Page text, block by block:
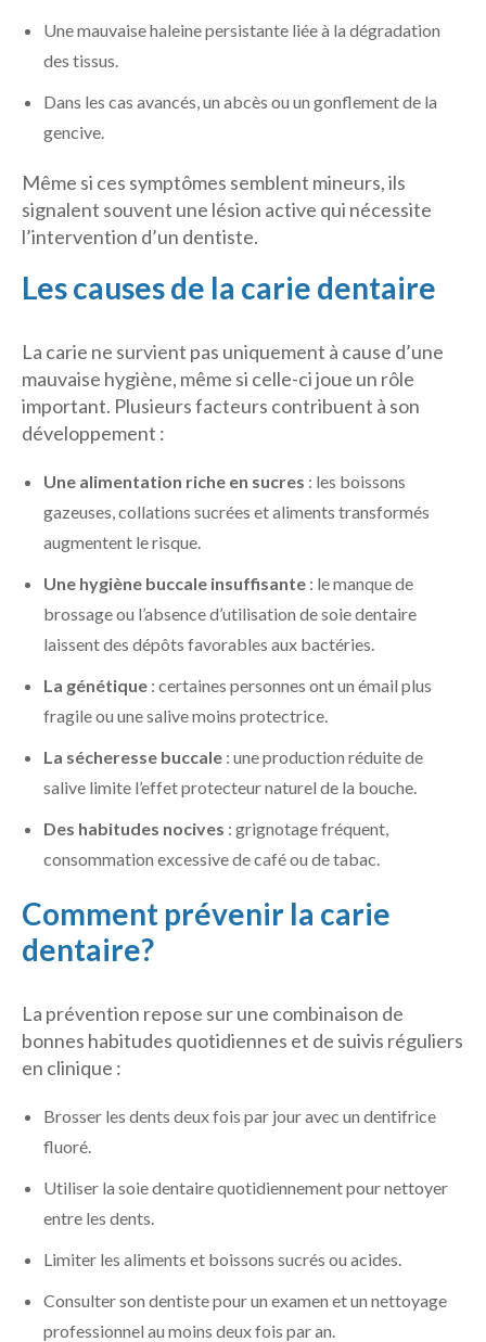
Une mauvaise haleine persistante liée à la dégradation
des tissus.
Dans les cas avancés, un abcès ou un gonflement de la
gencive.
Même si ces symptômes semblent mineurs, ils
signalent souvent une lésion active qui nécessite
l’intervention d’un dentiste.
Les causes de la carie dentaire
La carie ne survient pas uniquement à cause d’une
mauvaise hygiène, même si celle-ci joue un rôle
important. Plusieurs facteurs contribuent à son
développement :
Une alimentation riche en sucres : les boissons
gazeuses, collations sucrées et aliments transformés
augmentent le risque.
Une hygiène buccale insuffisante : le manque de
brossage ou l’absence d’utilisation de soie dentaire
laissent des dépôts favorables aux bactéries.
La génétique : certaines personnes ont un émail plus
fragile ou une salive moins protectrice.
La sécheresse buccale : une production réduite de
salive limite l’effet protecteur naturel de la bouche.
Des habitudes nocives : grignotage fréquent,
consommation excessive de café ou de tabac.
Comment prévenir la carie
dentaire?
La prévention repose sur une combinaison de
bonnes habitudes quotidiennes et de suivis réguliers
en clinique :
Brosser les dents deux fois par jour avec un dentifrice
fluoré.
Utiliser la soie dentaire quotidiennement pour nettoyer
entre les dents.
Limiter les aliments et boissons sucrés ou acides.
Consulter son dentiste pour un examen et un nettoyage
professionnel au moins deux fois par an.